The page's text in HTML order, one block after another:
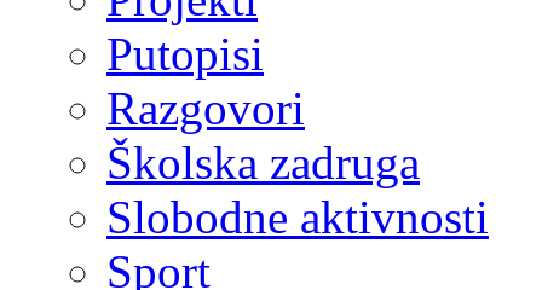
Putopisi
Razgovori
Školska zadruga
Slobodne aktivnosti
Sport